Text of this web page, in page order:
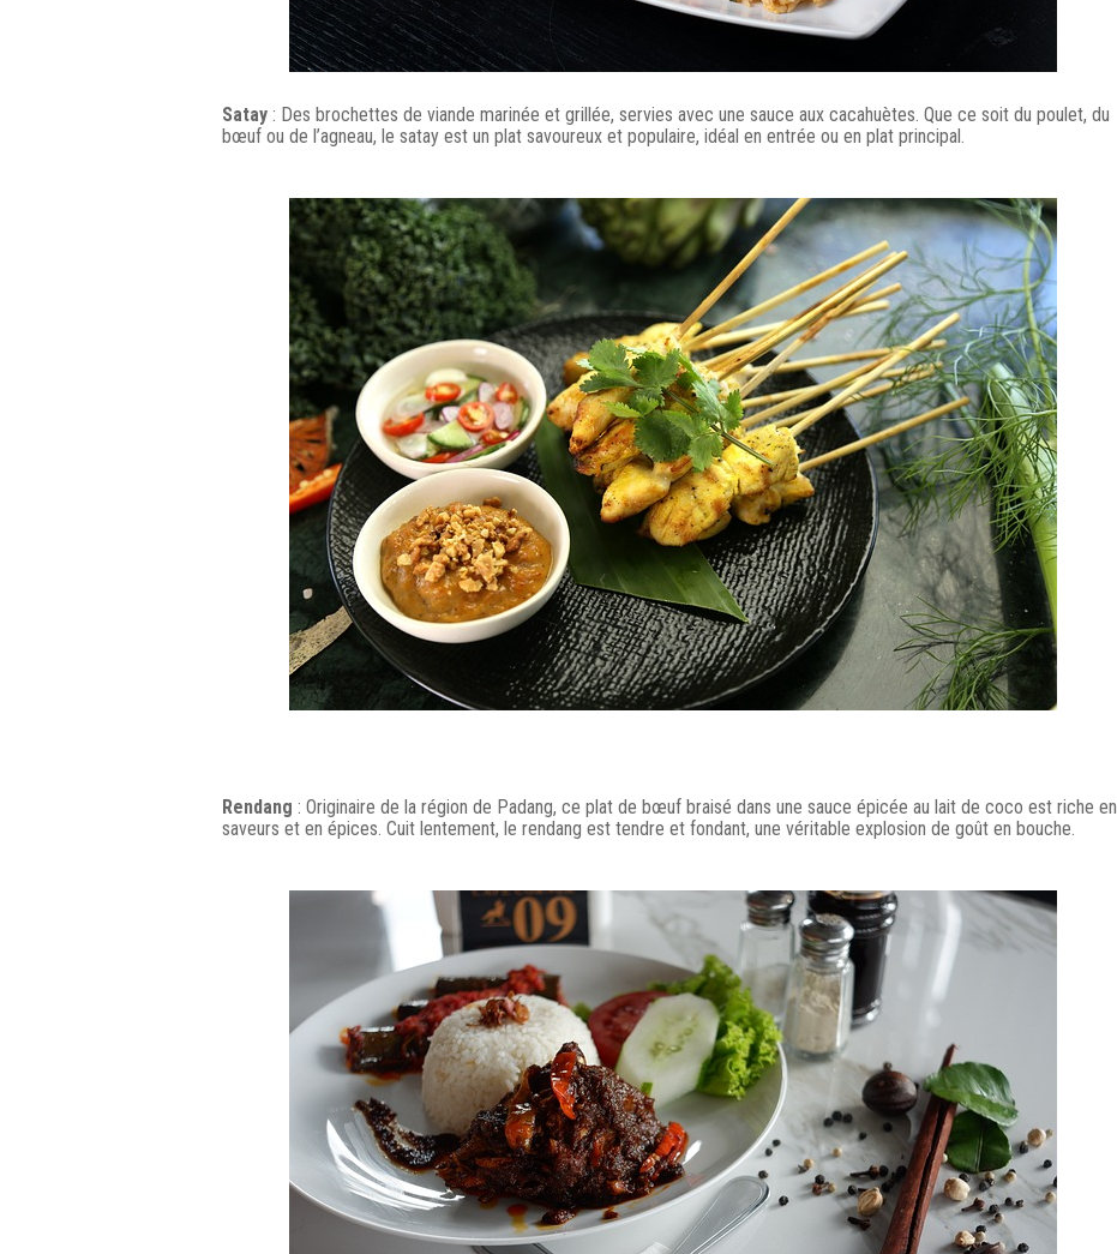
Satay : Des brochettes de viande marinée et grillée, servies avec une sauce aux cacahuètes. Que ce soit du poulet, du
bœuf ou de l’agneau, le satay est un plat savoureux et populaire, idéal en entrée ou en plat principal.
Rendang : Originaire de la région de Padang, ce plat de bœuf braisé dans une sauce épicée au lait de coco est riche en
saveurs et en épices. Cuit lentement, le rendang est tendre et fondant, une véritable explosion de goût en bouche.